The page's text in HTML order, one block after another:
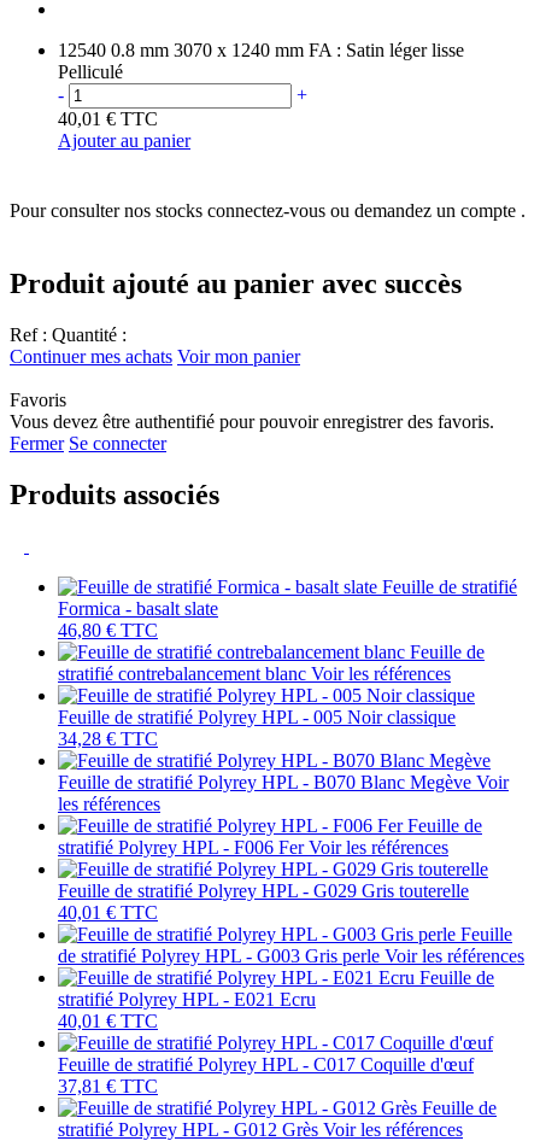
12540 0.8 mm 3070 x 1240 mm FA : Satin léger lisse
Pelliculé
-
+
40,01 € TTC
Ajouter au panier
Pour consulter nos stocks connectez-vous ou demandez un compte .
Produit ajouté au panier avec succès
Ref : Quantité :
Continuer mes achats Voir mon panier
Favoris
Vous devez être authentifié pour pouvoir enregistrer des favoris.
Fermer Se connecter
Produits associés
Feuille de stratifié
Formica - basalt slate
46,80 € TTC
Feuille de
stratifié contrebalancement blanc Voir les références
Feuille de stratifié Polyrey HPL - 005 Noir classique
34,28 € TTC
Feuille de stratifié Polyrey HPL - B070 Blanc Megève Voir
les références
Feuille de
stratifié Polyrey HPL - F006 FerVoir les références
Feuille de stratifié Polyrey HPL - G029 Gris touterelle
40,01 € TTC
Feuille
de stratifié Polyrey HPL - G003 Gris perle Voir les références
Feuille de
stratifié Polyrey HPL - E021 Ecru
40,01 € TTC
Feuille de stratifié Polyrey HPL - C017 Coquille d'œuf
37,81 € TTC
Feuille de
stratifié Polyrey HPL - G012 Grès Voir les références